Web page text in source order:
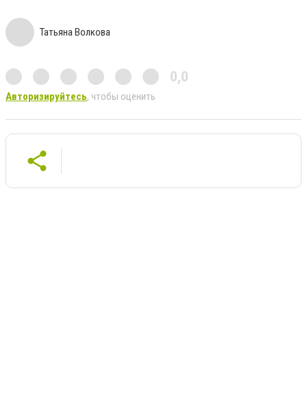
Татьяна Волкова
0,0
Авторизируйтесь, чтобы оценить